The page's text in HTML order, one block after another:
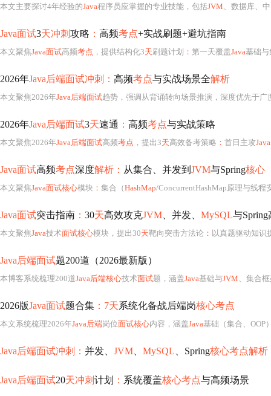
本文主要探讨4年经验的Java程序员应掌握的专业技能，包括JVM、数据库、
Java面试3天冲刺攻略 ： 高频考点+实战刷题+避坑指南
本文聚焦Java面试高频考点 ，提供结构化3天刷题计划 ： 第一天覆盖Java基础与
2026年Java后端面试冲刺： 高频考点与实战场景全解析
本文聚焦2026年Java后端面试趋势，强调从背诵转向场景推演，深度优先于广
2026年Java后端面试3天速通 ： 高频考点与实战策略
本文聚焦2026年Java后端面试高频考点 ，提出3天高效备考策略 ： 首日主攻Java
Java面试高频考点深度解析： 从集合、并发到 JVM与Spring核心
本文聚焦Java面试核心模块 ： 集合（HashMap/ConcurrentHashMap原理与线程安全）、并发
Java面试突击指南 ： 30天高效攻克JVM 、并发、 MySQL与Spring
本文聚焦Java技术面试核心模块，提出30天靶向突击方法论 ： 以真题驱动知识
Java后端面试题200道（2026最新版）
本博客系统梳理200道Java后端核心技术面试题，涵盖Java基础与JVM、集合
2026版Java面试题合集 ：7天系统化备战后端岗核心考点
本文系统梳理2026年Java后端岗位面试核心内容，涵盖Java基础（集合、OOP）
Java后端面试冲刺： 并发、 JVM MySQL 、Spring核心考点解析
Java后端面试20天冲刺计划 ： 系统覆盖核心考点与高频场景